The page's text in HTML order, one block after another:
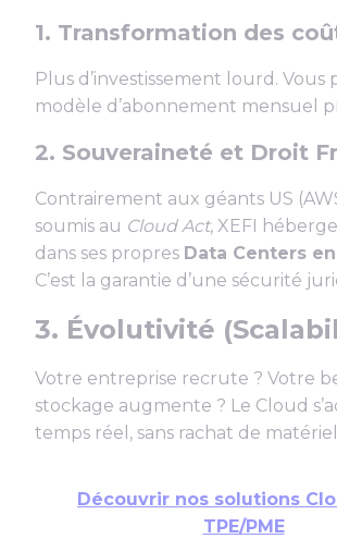
1. Transformation des
Plus d’investissement lourd. Vous
modèle d’abonnement mensuel
2. Souveraineté et Droit
Contrairement aux géants US
soumis au Cloud Act, XEFI
dans ses propres Data Centers
C’est la garantie d’une sécurité
3. Évolutivité
Votre entreprise recrute ? Votre
stockage augmente ? Le Cloud
temps réel, sans rachat de
Découvrir nos solutions
TPE/PME